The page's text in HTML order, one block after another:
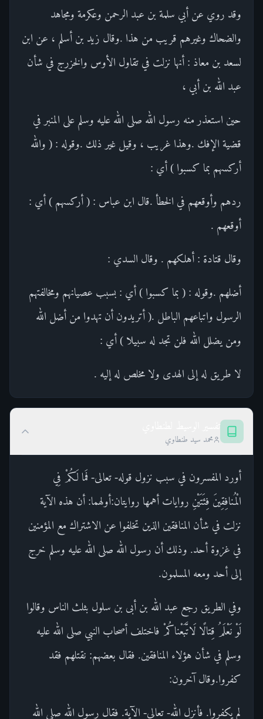
وقد روي عن أبي سلمة بن عبد الرحمن وعكرمة ومجاهد
والضحاك وغيرهم قريب من هذا .وقال زيد بن أسلم ، عن ابن
لسعد بن معاذ : أنها نزلت في تقاول الأوس والخزرج في شأن
عبد الله بن أبي ،
حين استعذر منه رسول الله صلى الله عليه وسلم على المنبر في
قضية الإفك .وهذا غريب ، وقيل غير ذلك .وقوله : ( والله
أركسهم بما كسبوا ) أي :
ردهم وأوقعهم في الخطأ .قال ابن عباس : ( أركسهم ) أي :
أوقعهم .
وقال قتادة : أهلكهم . وقال السدي :
أضلهم .وقوله : ( بما كسبوا ) أي : بسبب عصيانهم ومخالفتهم
الرسول واتباعهم الباطل .( أتريدون أن تهدوا من أضل الله
ومن يضلل الله فلن تجد له سبيلا ) أي :
لا طريق له إلى الهدى ولا مخلص له إليه .
محمد سيد طنطاوي
أورد المفسرون في سبب نزول قوله- تعالى- فَما لَكُمْ فِي
الْمُنافِقِينَ فِئَتَيْنِ روايات أهمها روايتان:أولهما: أن هذه الآية
نزلت في شأن المنافقين الذين تخلفوا عن الاشتراك مع المؤمنين
في غزوة أحد. وذلك أن رسول الله صلى الله عليه وسلم خرج
إلى أحد ومعه المسلمون.
وفي الطريق رجع عبد الله بن أبى بن سلول بثلث الناس وقالوا
لَوْ نَعْلَمُ قِتالًا لَاتَّبَعْناكُمْ فاختلف أصحاب النبي صلى الله عليه
وسلم في شأن هؤلاء المنافقين. فقال بعضهم: نقتلهم فقد
كفروا.وقال آخرون:
لم يكفروا. فأنزل الله- تعالى- الآية. فقال رسول الله صلى الله